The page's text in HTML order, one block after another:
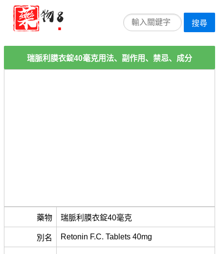
搜尋
瑞脈利膜衣錠40毫克用法、副作用、禁忌、成分
藥物 瑞脈利膜衣錠40毫克
別名 Retonin F.C. Tablets 40mg